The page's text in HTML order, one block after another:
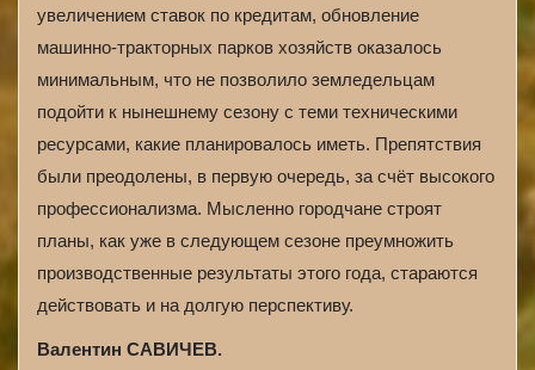
увеличением ставок по кредитам, обновление
машинно-тракторных парков хозяйств оказалось
минимальным, что не позволило земледельцам
подойти к нынешнему сезону с теми техническими
ресурсами, какие планировалось иметь. Препятствия
были преодолены, в первую очередь, за счёт высокого
профессионализма. Мысленно городчане строят
планы, как уже в следующем сезоне преумножить
производственные результаты этого года, стараются
действовать и на долгую перспективу.
Валентин САВИЧЕВ.